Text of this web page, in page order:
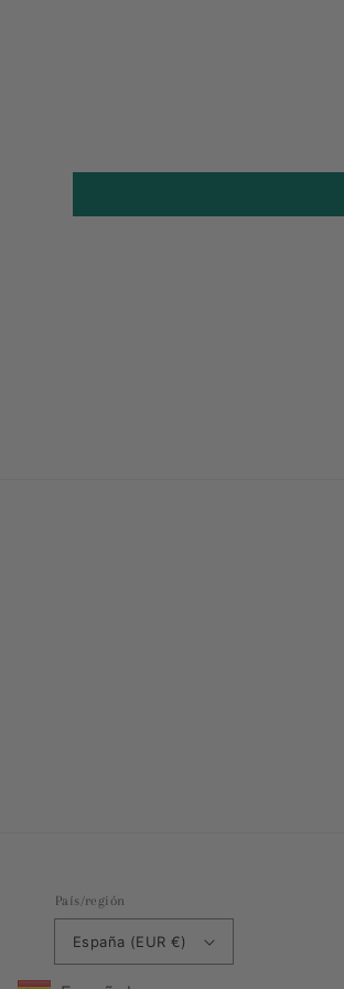
País/región
España (EUR €)